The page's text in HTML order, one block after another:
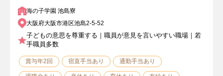
海の子学園 池島寮
大阪府大阪市港区池島2-5-52
子どもの意思を尊重する｜職員が意見を言いやすい職場｜若
手職員多数
賞与年2回 宿直手当あり 通勤手当あり